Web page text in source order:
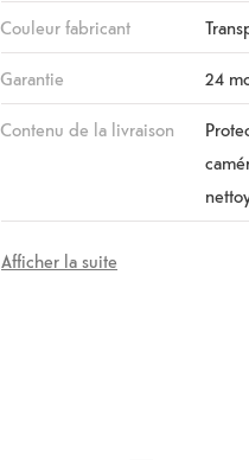
Couleur fabricant
Garantie 24
Contenu de la livraison
Afficher la suite